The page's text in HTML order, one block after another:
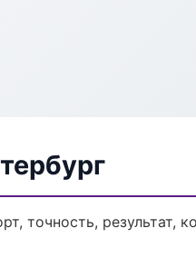
точность, результат,